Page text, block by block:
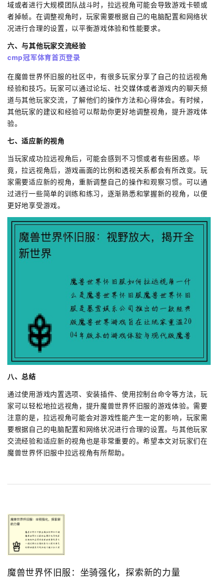
域或者进行大规模团队战斗时，拉远视角可能会导致游戏卡顿或
者掉帧。在调整视角时，玩家需要根据自己的电脑配置和网络状
况进行合理的设置，以平衡游戏体验和性能要求。
六、与其他玩家交流经验
cmp冠军体育首页登录
在魔兽世界怀旧服的社区中，有很多玩家分享了自己的拉远视角
经验和技巧。玩家可以通过论坛、社交媒体或者游戏内的聊天频
道与其他玩家交流，了解他们的操作方法和心得体会。有时候，
其他玩家的建议和经验可以帮助你更好地调整视角，提升游戏体
验。
七、适应新的视角
当玩家成功拉远视角后，可能会感到不习惯或者有些困惑。毕
竟，拉远视角后，游戏画面的比例和透视关系都会有所改变。玩
家需要适应新的视角，重新调整自己的操作和观察习惯。可以通
过进行一些简单的训练和练习，逐渐熟悉和掌握新的视角，以便
更好地享受游戏。
八、总结
通过使用游戏内置选项、安装插件、使用控制台命令等方法，玩
家可以轻松地拉远视角，提升魔兽世界怀旧服的游戏体验。需要
注意的是，拉远视角可能会对游戏性能产生一定的影响，玩家需
要根据自己的电脑配置和网络状况进行合理的设置。与其他玩家
交流经验和适应新的视角也是非常重要的。希望本文对玩家们在
魔兽世界怀旧服中拉远视角有所帮助。
魔兽世界怀旧服：坐骑强化，探索新的力量